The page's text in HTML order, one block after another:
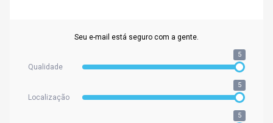
Seu e-mail está seguro com a gente.
Qualidade
5
Localização
5
5